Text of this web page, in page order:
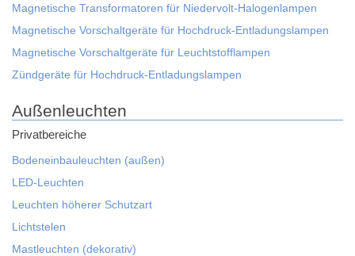
Magnetische Transformatoren für Niedervolt-Halogenlampen
Magnetische Vorschaltgeräte für Hochdruck-Entladungslampen
Magnetische Vorschaltgeräte für Leuchtstofflampen
Zündgeräte für Hochdruck-Entladungslampen
Außenleuchten
Privatbereiche
Bodeneinbauleuchten (außen)
LED-Leuchten
Leuchten höherer Schutzart
Lichtstelen
Mastleuchten (dekorativ)